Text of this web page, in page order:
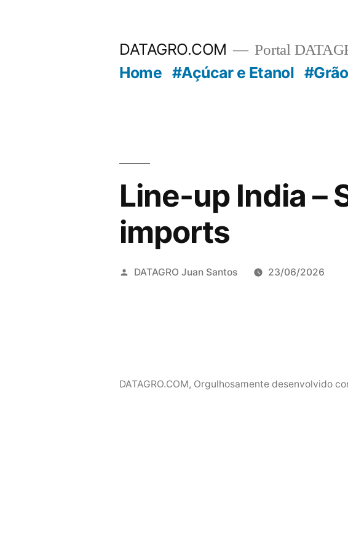
DATAGRO.COM Portal
Home #Açúcar e Etanol
Line-up India –
imports
Publicado
DATAGRO Juan Santos 23/06/2026
DATAGRO.COM, Orgulhosamente desenvolvido